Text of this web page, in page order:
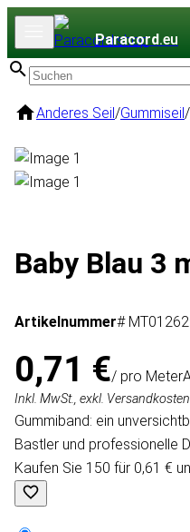
Paracord.eu
Anderes Seil/Gummiseil/
Baby Blau 3
Artikelnummer#
0,71 €/ pro Meter
Inkl. MwSt., exkl. Versandkosten
Gummiband: ein
Bastler und professionelle
Kaufen Sie 150 für 0,61 €